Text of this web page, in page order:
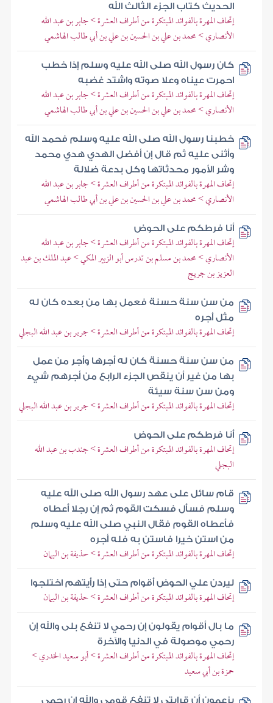
الحديث كتاب الجزء الثالث الله
إتحاف المهرة بالفوائد المبتكرة من أطراف العشرة > جابر بن عبد الله
الأنصاري > محمد بن علي بن الحسين بن علي بن أبي طالب الهاشمي
كان رسول الله صلى الله عليه وسلم إذا خطب
احمرت عيناه وعلا صوته واشتد غضبه
إتحاف المهرة بالفوائد المبتكرة من أطراف العشرة > جابر بن عبد الله
الأنصاري > محمد بن علي بن الحسين بن علي بن أبي طالب الهاشمي
خطبنا رسول الله صلى الله عليه وسلم فحمد الله
وأثنى عليه ثم قال إن أفضل الهدي هدي محمد
وشر الأمور محدثاتها وكل بدعة ضلالة
إتحاف المهرة بالفوائد المبتكرة من أطراف العشرة > جابر بن عبد الله
الأنصاري > محمد بن علي بن الحسين بن علي بن أبي طالب الهاشمي
أنا فرطكم على الحوض
إتحاف المهرة بالفوائد المبتكرة من أطراف العشرة > جابر بن عبد الله
الأنصاري > محمد بن مسلم بن تدرس أبو الزبير المكي > عبد الملك بن عبد
العزيز بن جريج
من سن سنة حسنة فعمل بها من بعده كان له
مثل أجره
إتحاف المهرة بالفوائد المبتكرة من أطراف العشرة > جرير بن عبد الله البجلي
من سن سنة حسنة كان له أجرها وأجر من عمل
بها من غير أن ينقص الجزء الرابع من أجرهم شيء
ومن سن سنة سيئة
إتحاف المهرة بالفوائد المبتكرة من أطراف العشرة > جرير بن عبد الله البجلي
أنا فرطكم على الحوض
إتحاف المهرة بالفوائد المبتكرة من أطراف العشرة > جندب بن عبد الله
البجلي
قام سائل على عهد رسول الله صلى الله عليه
وسلم فسأل فسكت القوم ثم إن رجلا أعطاه
فأعطاه القوم فقال النبي صلى الله عليه وسلم
من استن خيرا فاستن به فله أجره
إتحاف المهرة بالفوائد المبتكرة من أطراف العشرة > حذيفة بن اليمان
ليردن علي الحوض أقوام حتى إذا رأيتهم اختلجوا
إتحاف المهرة بالفوائد المبتكرة من أطراف العشرة > حذيفة بن اليمان
ما بال أقوام يقولون إن رحمي لا تنفع بلى والله إن
رحمي موصولة في الدنيا والآخرة
إتحاف المهرة بالفوائد المبتكرة من أطراف العشرة > أبو سعيد الخدري >
حمزة بن أبي سعيد
يزعمون أن قرابتي لا تنفع قومي والله إن رحمي